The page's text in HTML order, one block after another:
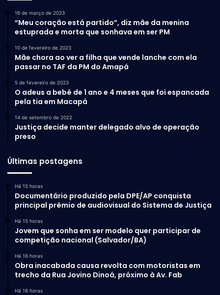
16 de março de 2023
“Meu coração está partido”, diz mãe da menina
estuprada e morta que sonhava em ser PM
10 de fevereiro de 2023
Mãe chora ao ver a filha que vende lanche com ela
passar no TAF da PM do Amapá
5 de fevereiro de 2023
O adeus a bebê de 1 ano e 4 meses que foi espancada
pela tia em Macapá
14 de setembro de 2022
Justiça decide manter delegado alvo de operação
preso
Últimas postagens
Há 15 horas
Documentário produzido pela DPE/AP conquista
principal prêmio de audiovisual do Sistema de Justiça
Há 15 horas
Jovem que sonha em ser modelo quer participar de
competição nacional (Salvador/BA)
Há 16 horas
Obra inacabada causa revolta com motoristas em
trecho da Rua Jovino Dinoá, próximo à Av. Fab
Há 16 horas